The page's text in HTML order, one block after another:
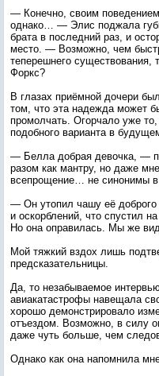
— Конечно, своим
однако… — Элис поджала
брата в последний раз, и
место. — Возможно, чем
теперешнего существования,
Форкс?
В глазах приёмной дочери
том, что эта надежда может
промолчать. Огорчало уже
подобного варианта в
— Белла добрая девочка, —
разом как мантру, но даже
всепрощение… не синонимы
— Он утопил чашу её доброго
и оскорблений, что спустил
Но она оправилась. Мы же
Мой тяжкий вздох лишь
предсказательницы.
Да, то незабываемое
авиакатастрофы навещала
хорошо демонстрировало
отъездом. Возможно, в силу
даже чуть больше, чем
Однако как она напомнила